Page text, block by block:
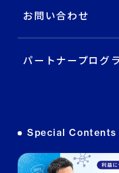
データ基盤・マーケテ
DECA オン
お問い合わせ
パートナープログ
Special Contents